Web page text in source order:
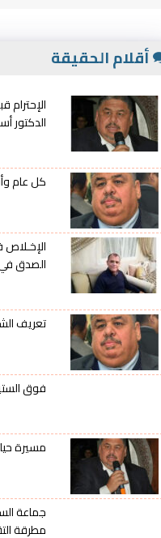
أقلام الحقيقة
الإحترام
الدكتور
كل عام
الإخـلاص
الصدق
تعريف
فوق
مسيرة
جماعة
مطرقة